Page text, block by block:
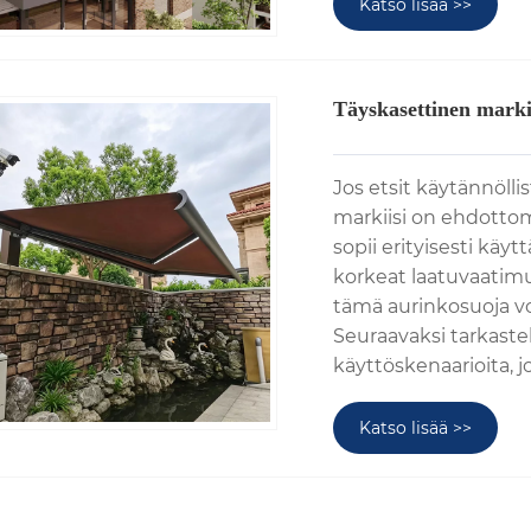
Katso lisää >>
Täyskasettinen
Jos etsit
markiisi on
sopii erityisesti
korkeat
tämä aurinkosuoja
Seuraavaksi
käyttöskenaarioita,
Katso lisää >>